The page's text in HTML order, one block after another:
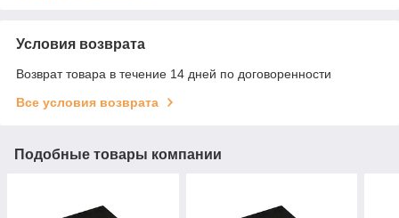
Условия возврата
Возврат товара в течение 14 дней по договоренности
Все условия возврата
Подобные товары компании